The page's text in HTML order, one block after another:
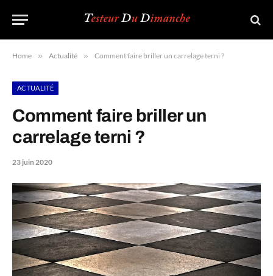
Home » Actualité » Comment faire briller un carrelage terni ?
ACTUALITÉ
Comment faire briller un
carrelage terni ?
23 juin 2020